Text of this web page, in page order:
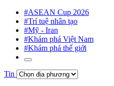
#ASEAN Cup 2026
#Trí tuệ nhân tạo
#Mỹ - Iran
#Khám phá Việt Nam
#Khám phá thế giới
Tin